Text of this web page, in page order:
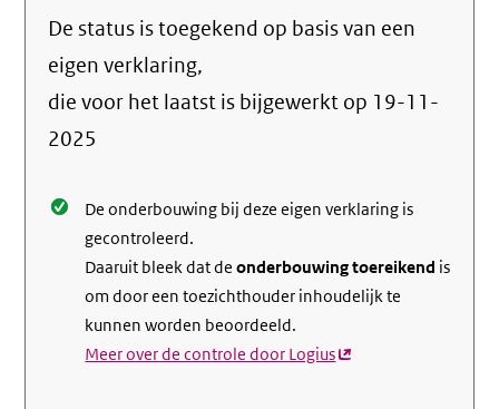
over
De status is toegekend op basis van een
eigen verklaring,
die voor het laatst is bijgewerkt op 19-11-
2025
De onderbouwing bij deze eigen verklaring is
gecontroleerd.
Daaruit bleek dat deonderbouwing toereikend is
om door een toezichthouder inhoudelijk te
kunnen worden beoordeeld.
Meer over de controle door Logius(externe